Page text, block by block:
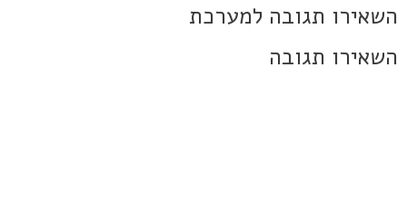
השאירו תגובה למערכת
השאירו תגובה